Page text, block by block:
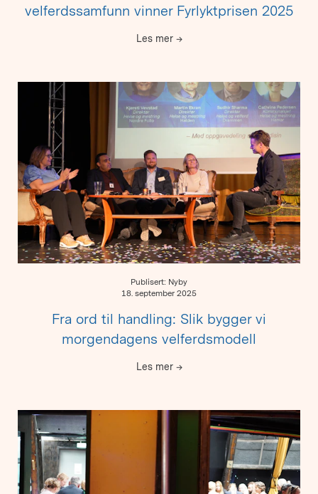
velferdssamfunn vinner Fyrlyktprisen 2025
Les mer →
Publisert: Nyby
18. september 2025
Fra ord til handling: Slik bygger vi
morgendagens velferdsmodell
Les mer →